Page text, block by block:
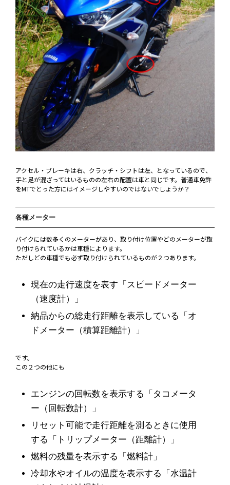
アクセル・ブレーキは右、クラッチ・シフトは左、となっているので、
手と足が混ざってはいるものの左右の配置は車と同じです。普通車免許
をMTでとった方にはイメージしやすいのではないでしょうか？
各種メーター
バイクには数多くのメーターがあり、取り付け位置やどのメーターが取
り付けられているかは車種によります。
ただしどの車種でも必ず取り付けられているものが２つあります。
現在の走行速度を表す「スピードメーター
（速度計）」
納品からの総走行距離を表示している「オ
ドメーター（積算距離計）」
です。
この２つの他にも
エンジンの回転数を表示する「タコメータ
ー（回転数計）」
リセット可能で走行距離を測るときに使用
する「トリップメーター（距離計）」
燃料の残量を表示する「燃料計」
冷却水やオイルの温度を表示する「水温計